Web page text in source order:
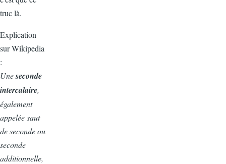
truc là.
Explication
sur Wikipedia
:
Uneseconde
intercalaire,
également
appelée saut
de seconde ou
seconde
additionnelle,